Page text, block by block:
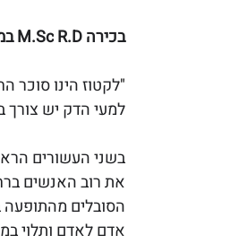
בכירה
M.Sc R.D במכון הגסטרו בבית החולים איכילוב
"
למעי הדק יש
בשני העשורים
את רוב האנשים
אדם לאדם ותלוי